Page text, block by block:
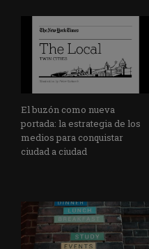
El buzón como nueva
portada: la estrategia de los
medios para conquistar
ciudad a ciudad